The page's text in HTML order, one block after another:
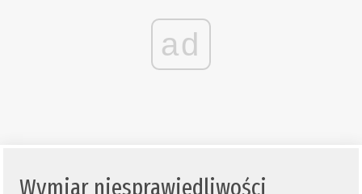
ad
Wymiar niesprawiedliwości